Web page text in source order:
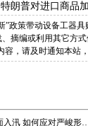
朗普对进口商品
”政策带动设备工器
摘编或利用其它方
，请及时通知本站
入汛 如何应对严峻形